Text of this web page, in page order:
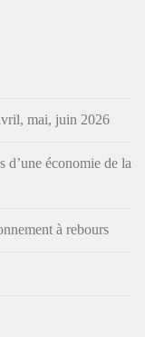
mai, juin 2026
d’une économie de la
à rebours